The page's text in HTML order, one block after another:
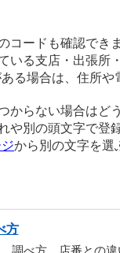
コードも確認でき
いる支店・出張所
る場合は、住所や
からない場合はど
や別の頭文字で登
から別の文字を選
方